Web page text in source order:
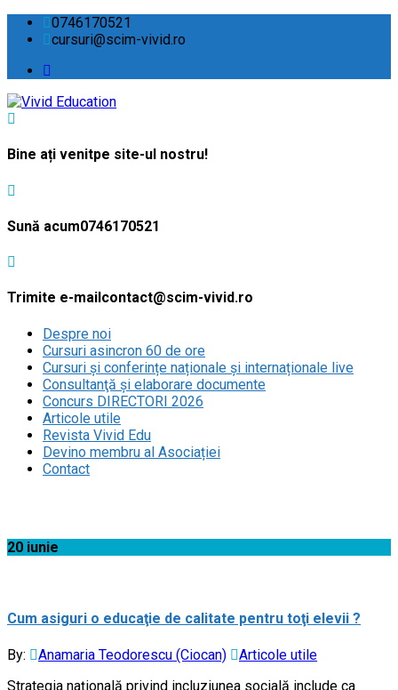
0746170521
cursuri@scim-vivid.ro
Bine ați venitpe site-ul nostru!
Sună acum0746170521
Trimite e-mail contact@scim-vivid.ro
Despre noi
Cursuri asincron 60 de ore
Cursuri și conferințe naționale și internaționale live
Consultanţă și elaborare documente
Concurs DIRECTORI 2026
Articole utile
Revista Vivid Edu
Devino membru al Asociației
Contact
20 iunie
Cum asiguri o educaţie de calitate pentru toţi elevii ?
By: Anamaria Teodorescu (Ciocan)
Articole utile
Strategia naţională privind incluziunea socială include ca